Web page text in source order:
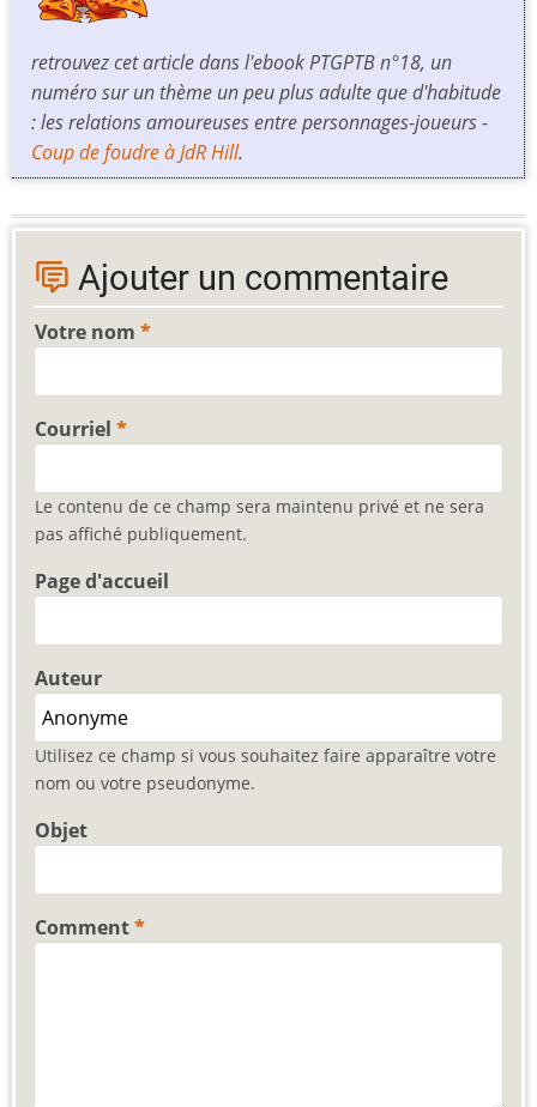
retrouvez cet article dans l'ebook PTGPTB n°18, un
numéro sur un thème un peu plus adulte que d'habitude
: les relations amoureuses entre personnages-joueurs -
Coup de foudre à JdR Hill.
Ajouter un commentaire
Votre nom
Courriel
Le contenu de ce champ sera maintenu privé et ne sera
pas affiché publiquement.
Page d'accueil
Auteur
Utilisez ce champ si vous souhaitez faire apparaître votre
nom ou votre pseudonyme.
Objet
Comment